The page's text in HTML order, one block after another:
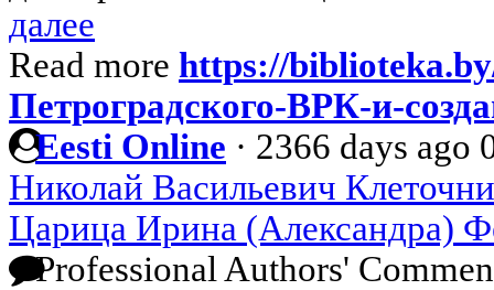
далее
Read more https://
Петроградского-ВРК-и-
Eesti Online · 2366 days ago
Николай Васильевич
Царица Ирина (Александра)
Professional Authors'